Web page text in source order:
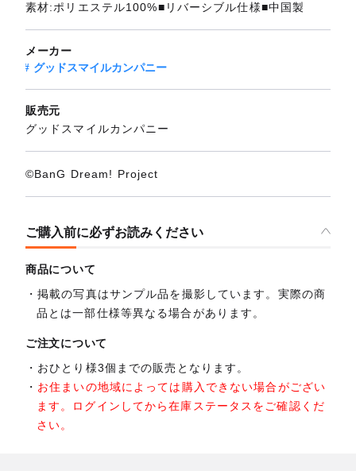
素材:ポリエステル100%■リバーシブル仕様■中国製
メーカー
グッドスマイルカンパニー
販売元
グッドスマイルカンパニー
©BanG Dream! Project
ご購入前に必ずお読みください
商品について
掲載の写真はサンプル品を撮影しています。実際の商
品とは一部仕様等異なる場合があります。
ご注文について
おひとり様3個までの販売となります。
お住まいの地域によっては購入できない場合がござい
ます。ログインしてから在庫ステータスをご確認くだ
さい。